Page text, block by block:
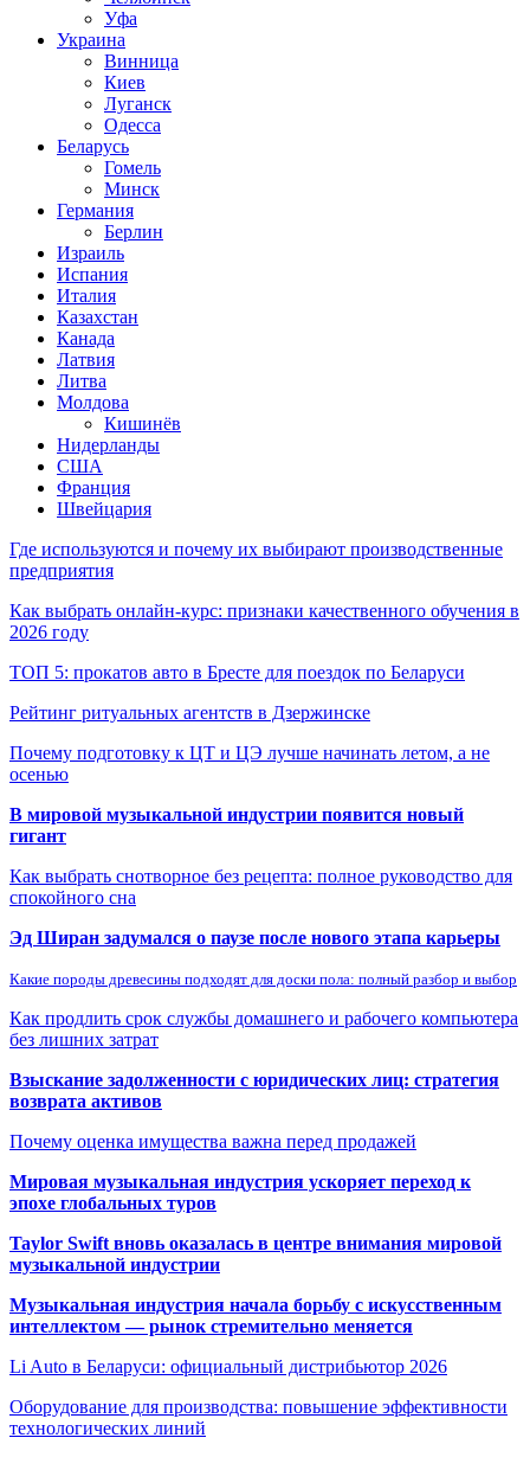
Уфа
Украина
Винница
Киев
Луганск
Одесса
Беларусь
Гомель
Минск
Германия
Берлин
Израиль
Испания
Италия
Казахстан
Канада
Латвия
Литва
Молдова
Кишинёв
Нидерланды
США
Франция
Швейцария
Где используются и почему их выбирают производственные
предприятия
Как выбрать онлайн-курс: признаки качественного обучения в
2026 году
ТОП 5: прокатов авто в Бресте для поездок по Беларуси
Рейтинг ритуальных агентств в Дзержинске
Почему подготовку к ЦТ и ЦЭ лучше начинать летом, а не
осенью
В мировой музыкальной индустрии появится новый
гигант
Как выбрать снотворное без рецепта: полное руководство для
спокойного сна
Эд Ширан задумался о паузе после нового этапа карьеры
Какие породы древесины подходят для доски пола: полный разбор и выбор
Как продлить срок службы домашнего и рабочего компьютера
без лишних затрат
Взыскание задолженности с юридических лиц: стратегия
возврата активов
Почему оценка имущества важна перед продажей
Мировая музыкальная индустрия ускоряет переход к
эпохе глобальных туров
Taylor Swift вновь оказалась в центре внимания мировой
музыкальной индустрии
Музыкальная индустрия начала борьбу с искусственным
интеллектом — рынок стремительно меняется
Li Auto в Беларуси: официальный дистрибьютор 2026
Оборудование для производства: повышение эффективности
технологических линий